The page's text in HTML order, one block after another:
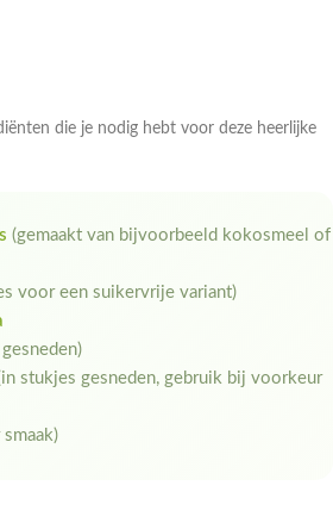
die je nodig hebt voor deze heerlijke
(gemaakt van bijvoorbeeld kokosmeel of
voor een suikervrije variant)
stukjes gesneden, gebruik bij voorkeur
smaak)